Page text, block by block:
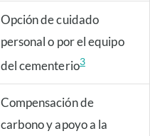
Opción de cuidado
personal o por el equipo
del cementerio3
Compensación de
carbono y apoyo a la